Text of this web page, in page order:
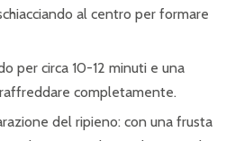
al centro per formare
per circa 10-12 minuti e una
completamente.
del ripieno: con una frusta